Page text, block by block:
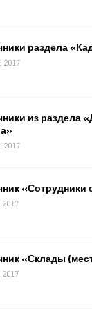
раздела
2017
из раздела
2017
«Сотрудники
«Склады